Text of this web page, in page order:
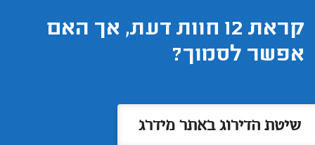
קראת 12 חוות דעת, אך האם
אפשר לסמוך?
שיטת הדירוג באתר מידרג